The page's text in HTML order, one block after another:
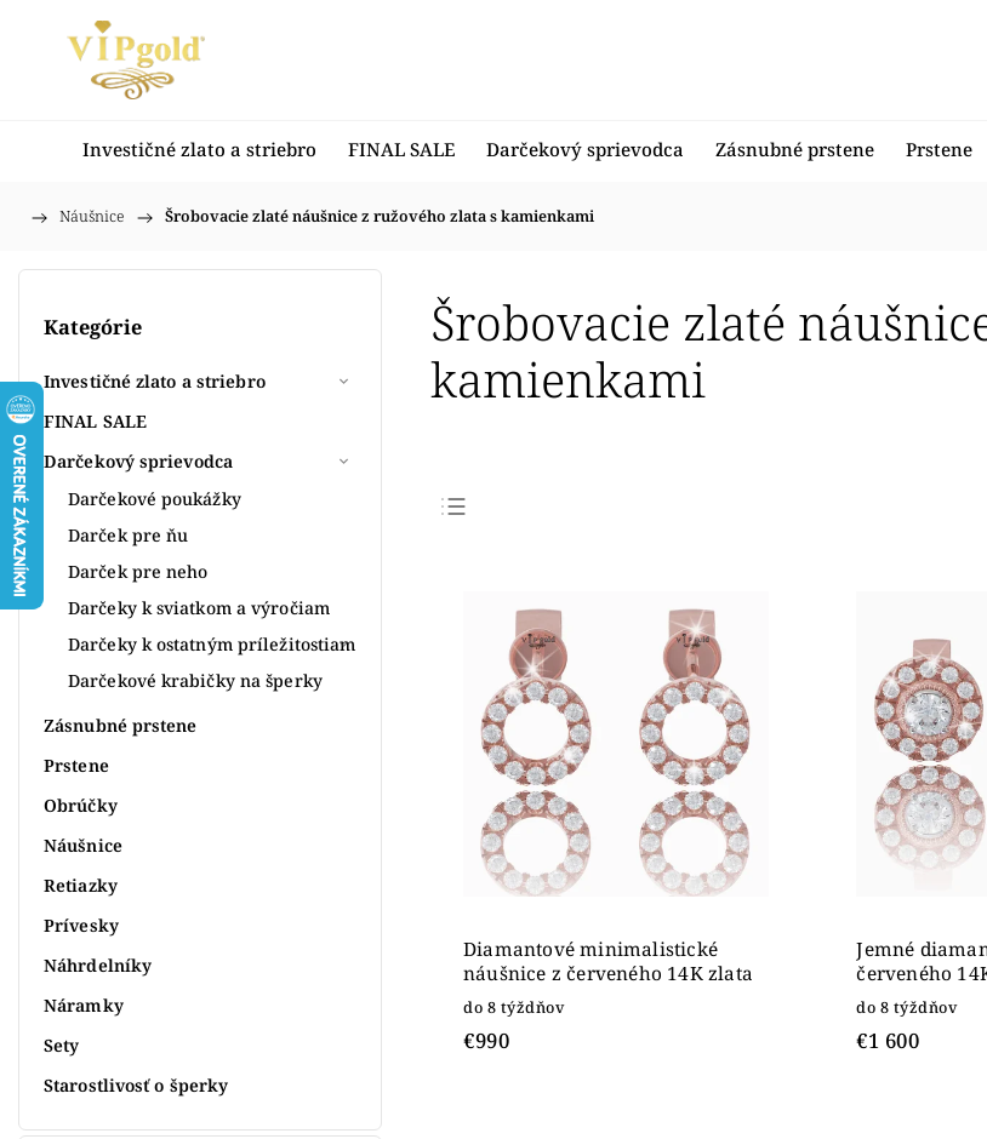
Investičné zlato a striebro FINAL SALE Darčekový sprievodca Zásnubné prstene Prstene
Domov
/ Náušnice / Šrobovacie zlaté náušnice z ružového zlata s kamienkami
Kategórie
Investičné zlato a striebro
FINAL SALE
Darčekový sprievodca
Darčekové poukážky
Darček pre ňu
Darček pre neho
Darčeky k sviatkom a výročiam
Darčeky k ostatným príležitostiam
Darčekové krabičky na šperky
Zásnubné prstene
Prstene
Obrúčky
Náušnice
Retiazky
Prívesky
Náhrdelníky
Náramky
Sety
Starostlivosť o šperky
Šrobovacie zlaté
kamienkami
Najdrahšie
Abecedne
Diamantové minimalistické
náušnice z červeného 14K zlata
do 8 týždňov
€990
Jemné
červeného
do 8 týždňov
€1 600